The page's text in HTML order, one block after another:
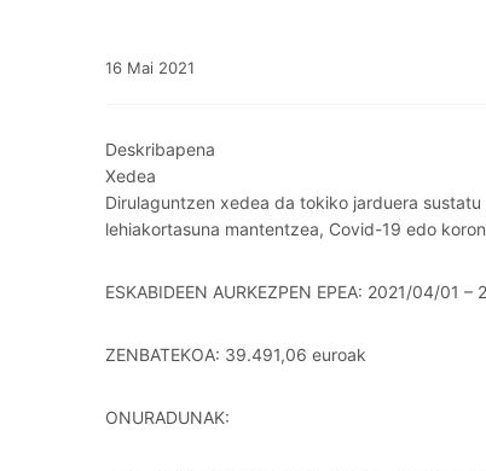
16 Mai 2021
Deskribapena
Xedea
Dirulaguntzen xedea da tokiko jarduera
lehiakortasuna mantentzea, Covid-19 edo
ESKABIDEEN AURKEZPEN EPEA: 2021/04/01 –
ZENBATEKOA: 39.491,06 euroak
ONURADUNAK: